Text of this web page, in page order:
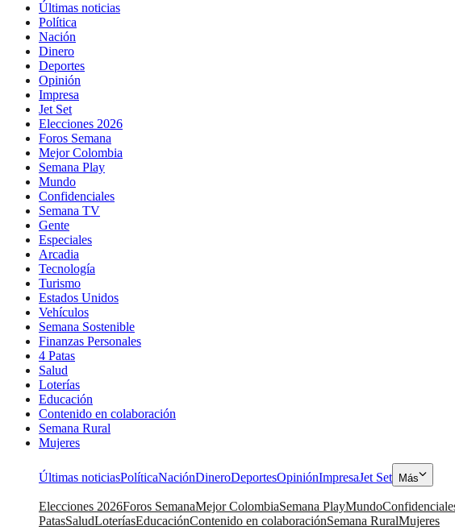
Últimas noticias
Política
Nación
Dinero
Deportes
Opinión
Impresa
Jet Set
Elecciones 2026
Foros Semana
Mejor Colombia
Semana Play
Mundo
Confidenciales
Semana TV
Gente
Especiales
Arcadia
Tecnología
Turismo
Estados Unidos
Vehículos
Semana Sostenible
Finanzas Personales
4 Patas
Salud
Loterías
Educación
Contenido en colaboración
Semana Rural
Mujeres
Últimas noticiasPolíticaNaciónDineroDeportesOpiniónImpresaJet Set Más
Elecciones 2026Foros SemanaMejor ColombiaSemana PlayMundo
PatasSaludLoteríasEducaciónContenido en colaboraciónSemana RuralMujeres